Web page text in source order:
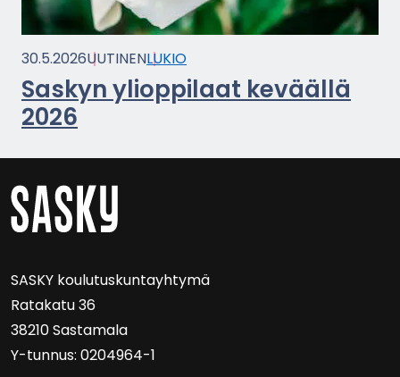
30.5.2026UU­TI­NENLUKIO
Sas­kyn yli­op­pi­laat ke­vääl­lä
2026
SASKY kou­lu­tus­kun­tayh­ty­mä
Ra­ta­ka­tu 36
38210 Sas­ta­ma­la
Y-​tunnus: 0204964-1